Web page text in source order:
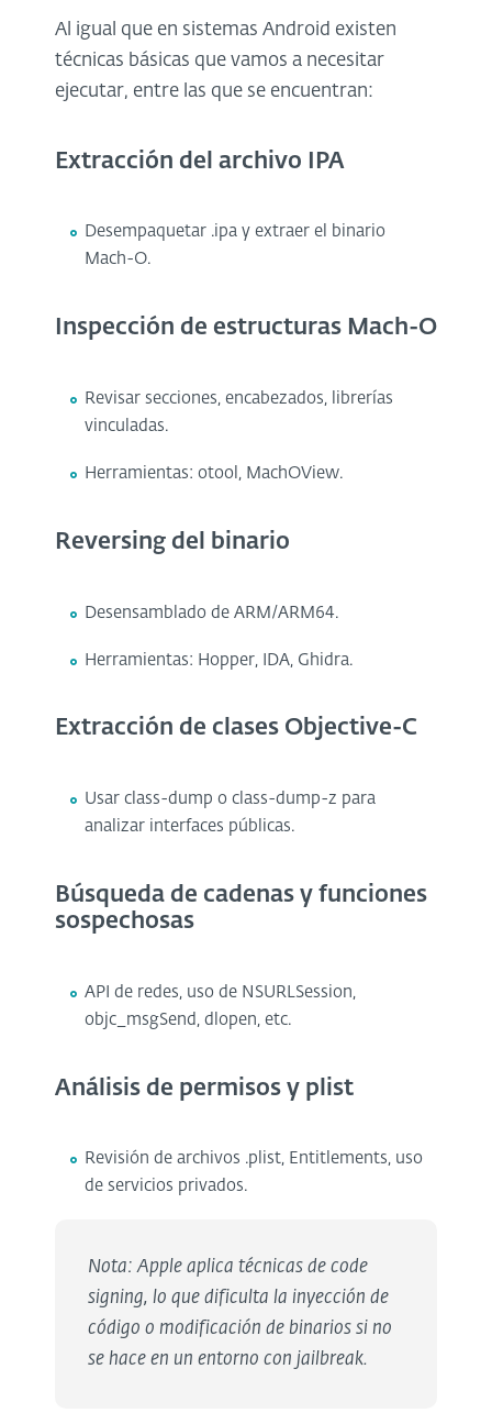
Al igual que en sistemas Android existen
técnicas básicas que vamos a necesitar
ejecutar, entre las que se encuentran:
Extracción del archivo IPA
Desempaquetar .ipa y extraer el binario
Mach-O.
Inspección de estructuras Mach-O
Revisar secciones, encabezados, librerías
vinculadas.
Herramientas: otool, MachOView.
Reversing del binario
Desensamblado de ARM/ARM64.
Herramientas: Hopper, IDA, Ghidra.
Extracción de clases Objective-C
Usar class-dump o class-dump-z para
analizar interfaces públicas.
Búsqueda de cadenas y funciones
sospechosas
API de redes, uso de NSURLSession,
objc_msgSend, dlopen, etc.
Análisis de permisos y plist
Revisión de archivos .plist, Entitlements, uso
de servicios privados.
Nota: Apple aplica técnicas de code
signing, lo que dificulta la inyección de
código o modificación de binarios si no
se hace en un entorno con jailbreak.